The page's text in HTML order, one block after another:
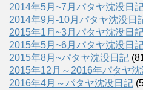
2014年5月~7月パタヤ沈没日
2014年9月-10月パタヤ沈没日
2015年1月~3月パタヤ沈没日
2015年5月~6月パタヤ沈没日
2015年8月~パタヤ沈没日記
2015年12月～2016年パタヤ
2016年4月～パタヤ沈没日記